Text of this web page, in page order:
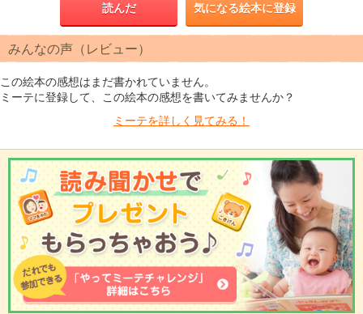
読んだ 気になる絵本に登録
みんなの声（レビュー）
この絵本の感想はまだ書かれていません。
ミーテに登録して、この絵本の感想を書いてみませんか？
ミーテを詳しく見てみる！